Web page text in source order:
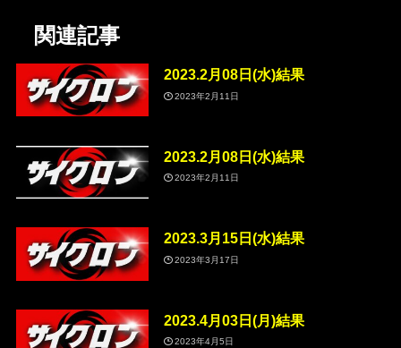
関連記事
2023.2月08日(水)結果
2023年2月11日
2023.2月08日(水)結果
2023年2月11日
2023.3月15日(水)結果
2023年3月17日
2023.4月03日(月)結果
2023年4月5日